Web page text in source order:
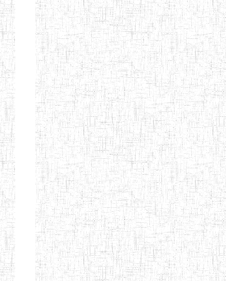
PEDAGOGIQUES
ENIEG DU HAUT
NKAM
12/08/2013 ENIEG
ENIEG BILINGUE
DE L'IPEP DE
BANDJOUN
05/09/2003 ENIEG
ENIEG PRIVEE
NANFAH
07/09/2012 ENIEG
ENPIEG TERESA
JANE
14/03/2014 ENIEG
ENIEG
MODERNE
SAINTE MARIE
04/08/2010 ENIEG
ENIEG PRIVEE
04/08/2010 ENIEG